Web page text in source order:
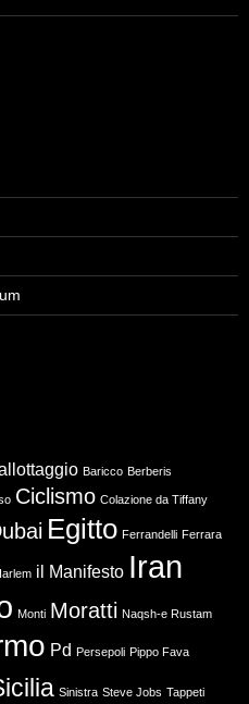
Baricco Berberis
Ciclismo Colazione da Tiffany
Egitto Ferrandelli Ferrara
il Manifesto Iran
Monti Moratti Naqsh-e Rustam
Pd Persepoli Pippo Fava
Sinistra Steve Jobs Tappeti